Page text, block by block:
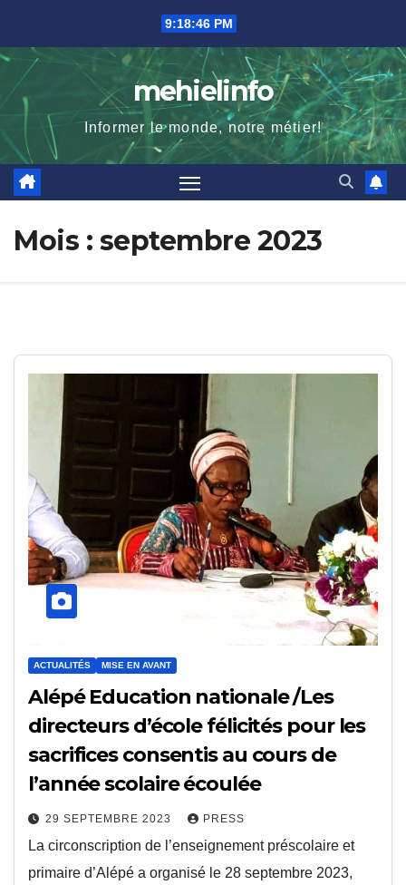
content
9:18:48 PM
mehielinfo
Informer le monde, notre métier!
Mois : septembre 2023
ACTUALITÉS MISE EN AVANT
Alépé Education nationale /Les
directeurs d’école félicités pour les
sacrifices consentis au cours de
l’année scolaire écoulée
29 SEPTEMBRE 2023 PRESS
La circonscription de l’enseignement préscolaire et
primaire d’Alépé a organisé le 28 septembre 2023,